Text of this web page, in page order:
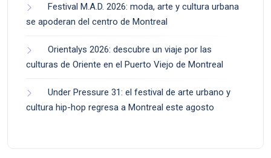
Festival M.A.D. 2026: moda, arte y cultura urbana
se apoderan del centro de Montreal
Orientalys 2026: descubre un viaje por las
culturas de Oriente en el Puerto Viejo de Montreal
Under Pressure 31: el festival de arte urbano y
cultura hip-hop regresa a Montreal este agosto